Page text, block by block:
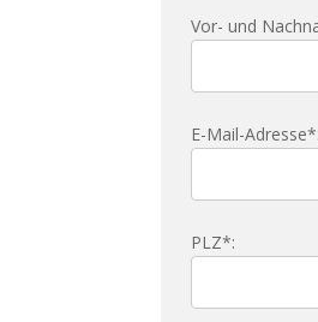
Vor- und
E-Mail-Adresse*:
PLZ*: